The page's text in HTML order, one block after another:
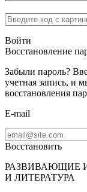
Войти
Восстановление
Забыли пароль?
учетная запись, и
восстановления
E-mail
Восстановить
РАЗВИВАЮЩИЕ
И ЛИТЕРАТУРА